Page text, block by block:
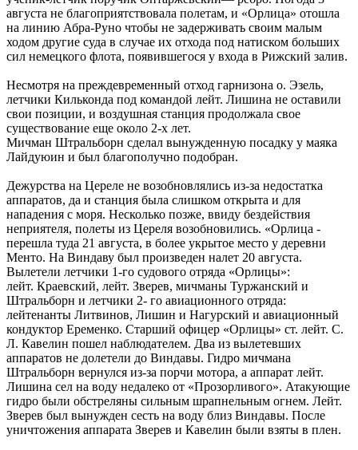
августа не благоприятствовала полетам, и «Орлица» отошла
на линию Абра-Руно чтобы не задерживать своим малым
ходом другие суда в случае их отхода под натиском больших
сил немецкого флота, появившегося у входа в Рижский залив.
Несмотря на преждевременный отход гарнизона о. Эзель,
летчики Кильконда под командой лейт. Лишина не оставили
свои позиции, и воздушная станция продолжала свое
существование еще около 2-х лет.
Мичман Штральборн сделал вынужденную посадку у маяка
Лайдуюин и был благополучно подобран.
Дежурства на Цереле не возобновлялись из-за недостатка
аппаратов, да и станция была слишком открыта и для
нападения с моря. Несколько позже, ввиду бездействия
неприятеля, полеты из Цереля возобновились. «Орлица -
перешла туда 21 августа, в более укрытое место у деревни
Менто. На Виндаву был произведен налет 20 августа.
Вылетели летчики 1-го судового отряда «Орлицы»:
лейт. Краевский, лейт. Зверев, мичманы Туржанский и
Штральборн и летчики 2- го авиационного отряда:
лейтенанты Литвинов, Лишин и Нагурский и авиационный
кондуктор Еременко. Старший офицер «Орлицы» ст. лейт. С.
Л. Кавелин пошел наблюдателем. Два из вылетевших
аппаратов не долетели до Виндавы. Гидро мичмана
Штральборн вернулся из-за порчи мотора, а аппарат лейт.
Лишина сел на воду недалеко от «Прозорливого». Атакующие
гидро были обстреляны сильным шрапнельным огнем. Лейт.
Зверев был вынужден сесть на воду близ Виндавы. После
уничтожения аппарата Зверев и Кавелин были взяты в плен.